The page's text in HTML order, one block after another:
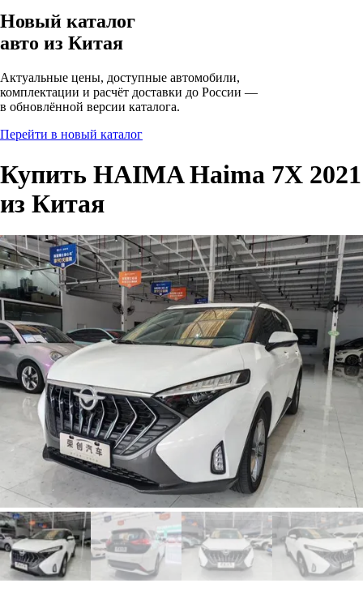
Новый каталог
авто из Китая
Актуальные цены, доступные автомобили,
комплектации и расчёт доставки до России —
в обновлённой версии каталога.
Перейти в новый каталог
Купить HAIMA Haima 7X 2021
из Китая